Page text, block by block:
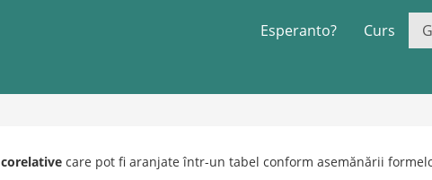
Esperanto? Curs
corelative care pot fi aranjate într-un tabel conform asemănării